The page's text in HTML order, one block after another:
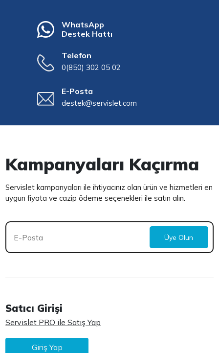
WhatsApp
Destek Hattı
Telefon
0(850) 302 05 02
E-Posta
destek@servislet.com
Kampanyaları Kaçırma
Servislet kampanyaları ile ihtiyacınız olan ürün ve hizmetleri en
uygun fiyata ve cazip ödeme seçenekleri ile satın alın.
Üye Olun
Satıcı Girişi
Servislet PRO ile Satış Yap
Giriş Yap